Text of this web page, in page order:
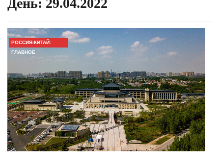
День: 29.04.2022
РОССИЯ-КИТАЙ:
ГЛАВНОЕ